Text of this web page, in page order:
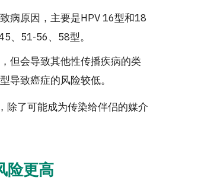
病原因，主要是HPV 16型和18
、51-56、58型。
但会导致其他性传播疾病的类
导致癌症的风险较低。
除了可能成为传染给伴侣的媒介
险更高